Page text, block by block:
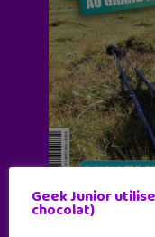
Geek Junior
chocolat)